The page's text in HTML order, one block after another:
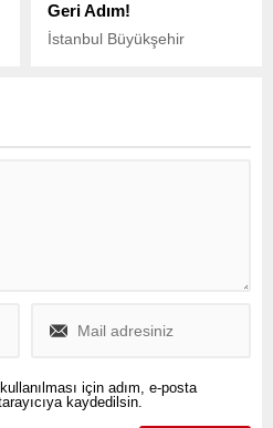
Geri Adım!
İstanbul Büyükşehir
protestolar devam ederken,
için adım, e-posta
kaydedilsin.